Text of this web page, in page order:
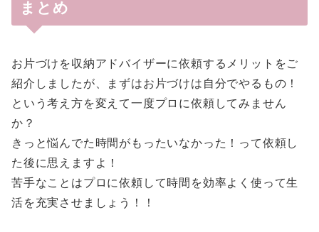
まとめ
お片づけを収納アドバイザーに依頼するメリットをご
紹介しましたが、まずはお片づけは自分でやるもの！
という考え方を変えて一度プロに依頼してみません
か？
きっと悩んでた時間がもったいなかった！って依頼し
た後に思えますよ！
苦手なことはプロに依頼して時間を効率よく使って生
活を充実させましょう！！